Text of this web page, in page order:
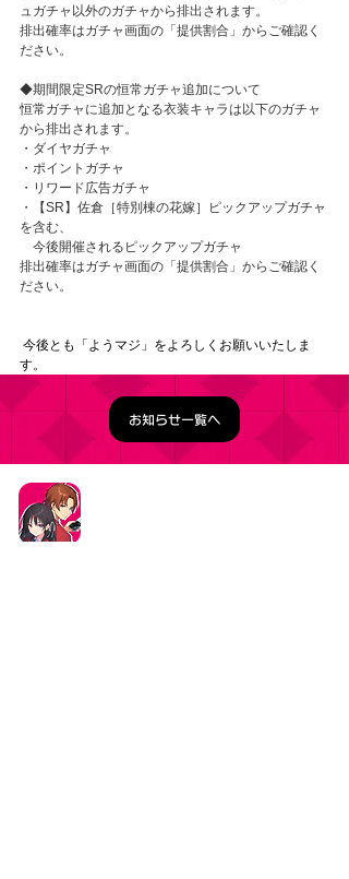
ュガチャ以外のガチャから排出されます。
排出確率はガチャ画面の「提供割合」からご確認く
ださい。
◆期間限定SRの恒常ガチャ追加について
恒常ガチャに追加となる衣装キャラは以下のガチャ
から排出されます。
・ダイヤガチャ
・ポイントガチャ
・リワード広告ガチャ
・【SR】佐倉［特別棟の花嫁］ピックアップガチャ
を含む、
今後開催されるピックアップガチャ
排出確率はガチャ画面の「提供割合」からご確認く
ださい。
今後とも「ようマジ」をよろしくお願いいたしま
す。
お知らせ一覧へ